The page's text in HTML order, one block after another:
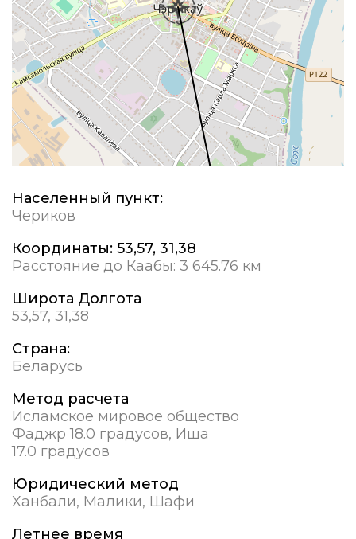
Населенный пункт:
Чериков
Координаты: 53,57, 31,38
Расстояние до Каабы: 3 645.76 км
Широта Долгота
53,57, 31,38
Страна:
Беларусь
Метод расчета
Исламское мировое общество
Фаджр 18.0 градусов, Иша
17.0 градусов
Юридический метод
Ханбали, Малики, Шафи
Летнее время